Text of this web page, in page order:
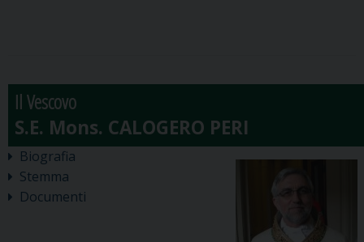
Il Vescovo
Biografia
Stemma
Documenti